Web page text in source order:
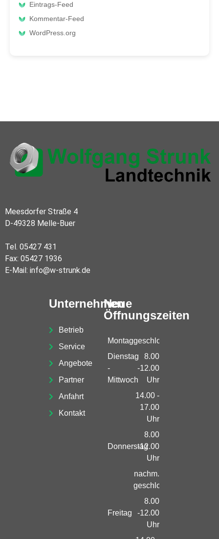
Eintrags-Feed
Kommentar-Feed
WordPress.org
Meesdorfer Straße 4
D-49328 Melle-Buer
Tel. 05427 431
Fax: 05427 1936
E-Mail: info@w-strunk.de
Unternehmen
Betrieb
Service
Angebote
Partner
Anfahrt
Kontakt
Neue
Öffnungszeiten
Montaggeschlossen
Dienstag
-
Mittwoch
8.00
-12.00
Uhr
14.00 -
17.00
Uhr
Donnerstag
8.00
-12.00
Uhr
nachm.
geschlossen
Freitag
8.00
-12.00
Uhr